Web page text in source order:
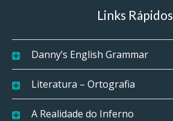
Links Rápidos
Danny’s English Grammar
Literatura – Ortografia
A Realidade do Inferno